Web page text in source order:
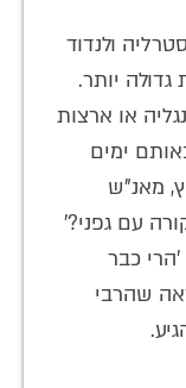
ולנדוד
יותר.
או ארצות
ימים
מאנ"ש
עם גפני?'
כבר
שהרבי